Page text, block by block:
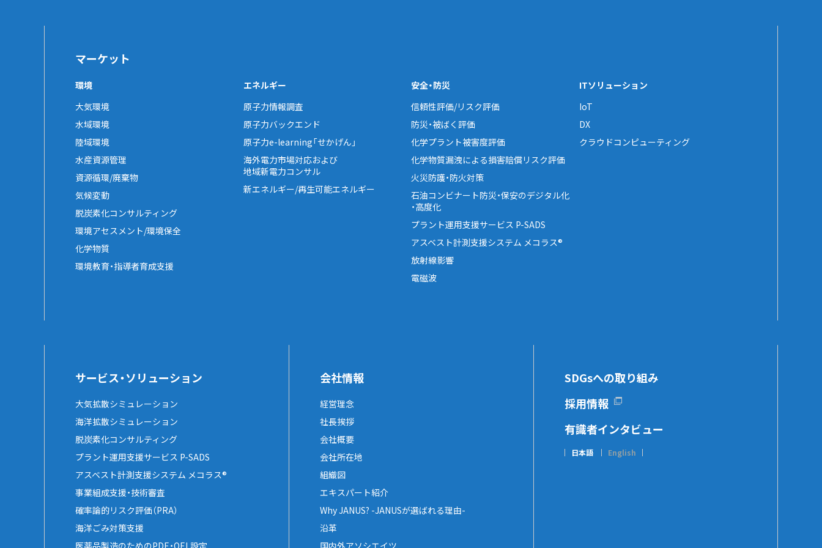
マーケット
環境
大気環境
水域環境
陸域環境
水産資源管理
資源循環/廃棄物
気候変動
脱炭素化コンサルティング
環境アセスメント/環境保全
化学物質
環境教育・指導者育成支援
エネルギー
原子力情報調査
原子力バックエンド
原子力e-learning「せかげん」
海外電力市場対応および
地域新電力コンサル
新エネルギー/再生可能エネルギー
安全・防災
信頼性評価/リスク評価
防災・被ばく評価
化学プラント被害度評価
化学物質漏洩による損害賠償リスク評価
火災防護・防火対策
石油コンビナート防災・保安のデジタル化
・高度化
プラント運用支援サービス P-SADS
アスベスト計測支援システム メコラス®
放射線影響
電磁波
ITソリューション
IoT
DX
クラウドコンピューティング
サービス・ソリューション
大気拡散シミュレーション
海洋拡散シミュレーション
脱炭素化コンサルティング
プラント運用支援サービス P-SADS
アスベスト計測支援システム メコラス®
事業組成支援・技術審査
確率論的リスク評価（PRA）
海洋ごみ対策支援
会社情報
経営理念
社長挨拶
会社概要
会社所在地
組織図
エキスパート紹介
Why JANUS? -JANUSが選ばれる理由-
沿革
SDGsへの取り組み
採用情報
有識者インタビュー
日本語 English